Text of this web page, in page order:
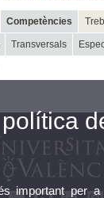
Competències
Transversals
important per